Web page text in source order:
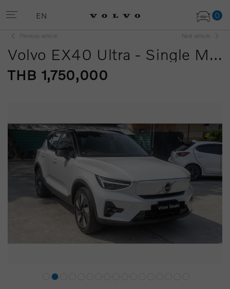
0
EN
Previous vehicle Next vehicle
Volvo EX40 Ultra - Single Motor
THB 1,750,000